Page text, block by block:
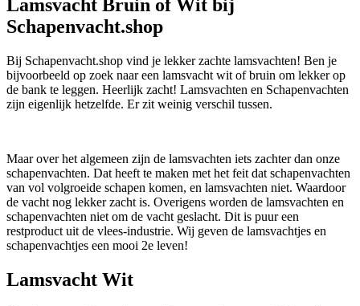
Lamsvacht Bruin of Wit bij
Schapenvacht.shop
Bij Schapenvacht.shop vind je lekker zachte lamsvachten! Ben je
bijvoorbeeld op zoek naar een lamsvacht wit of bruin om lekker op
de bank te leggen. Heerlijk zacht! Lamsvachten en Schapenvachten
zijn eigenlijk hetzelfde. Er zit weinig verschil tussen.
Maar over het algemeen zijn de lamsvachten iets zachter dan onze
schapenvachten. Dat heeft te maken met het feit dat schapenvachten
van vol volgroeide schapen komen, en lamsvachten niet. Waardoor
de vacht nog lekker zacht is. Overigens worden de lamsvachten en
schapenvachten niet om de vacht geslacht. Dit is puur een
restproduct uit de vlees-industrie. Wij geven de lamsvachtjes en
schapenvachtjes een mooi 2e leven!
Lamsvacht Wit